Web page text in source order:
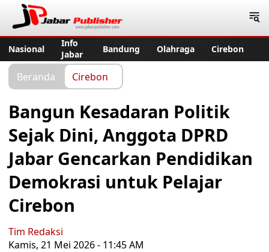
Nasional
Info
Jabar
Bandung Olahraga Cirebon
Beranda Cirebon
Bangun Kesadaran Politik
Sejak Dini, Anggota DPRD
Jabar Gencarkan Pendidikan
Demokrasi untuk Pelajar
Cirebon
Tim Redaksi
Kamis, 21 Mei 2026 - 11:45 AM